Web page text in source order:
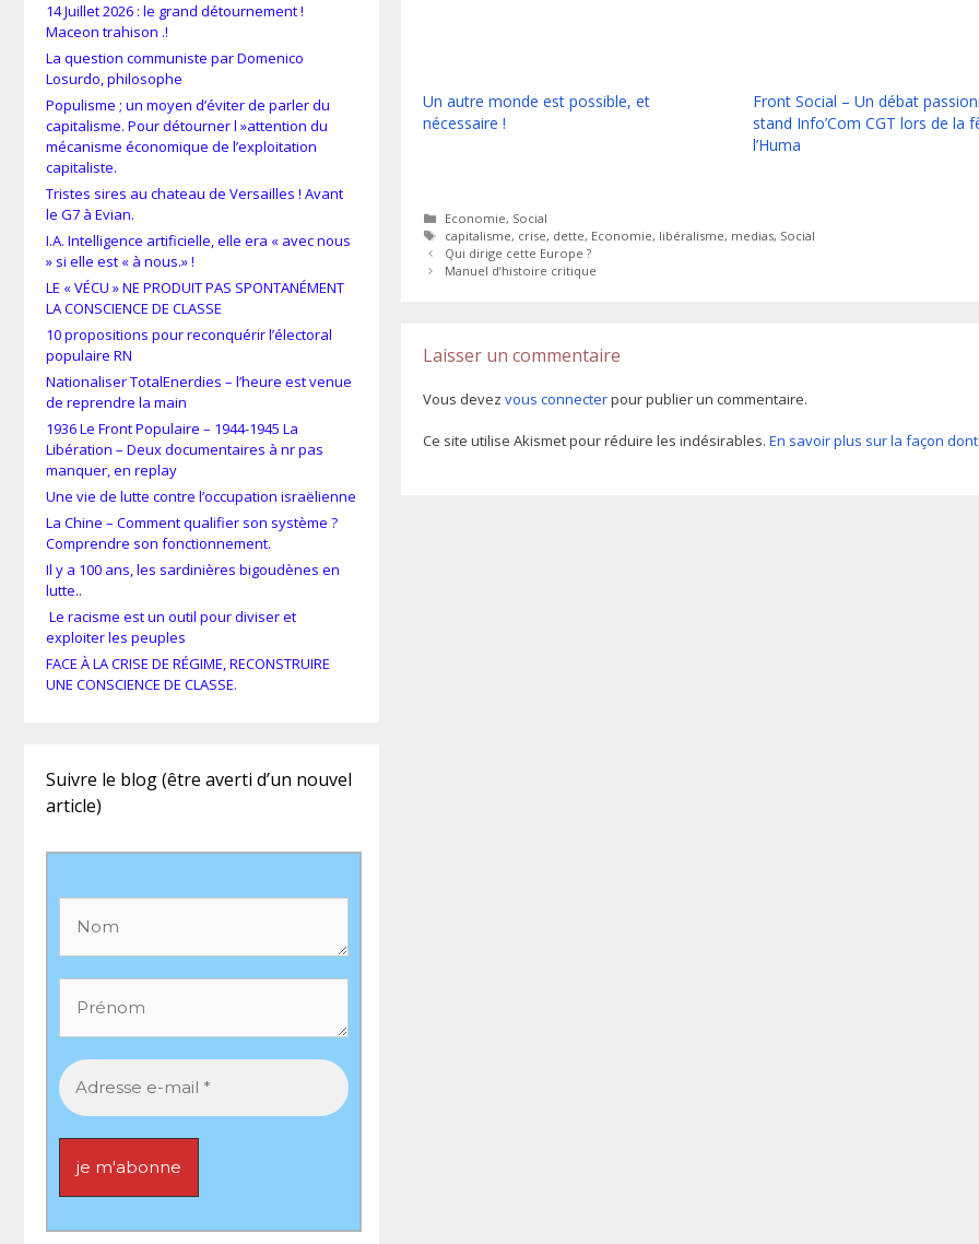
Un autre monde est possible, et
nécessaire !
Front Social – Un débat
stand Info’Com CGT lors de la
l’Huma
Catégories
Economie, Social
Étiquettes
capitalisme, crise, dette, Economie, libéralisme, medias, Social
Qui dirige cette Europe ?
Manuel d’histoire critique
Laisser un commentaire
Vous devez vous connecterpour publier un commentaire.
Ce site utilise Akismet pour réduire les indésirables. En savoir plus sur la façon
14 Juillet 2026 : le grand détournement !
Maceon trahison .!
La question communiste par Domenico
Losurdo, philosophe
Populisme ; un moyen d’éviter de parler du
capitalisme. Pour détourner l »attention du
mécanisme économique de l’exploitation
capitaliste.
Tristes sires au chateau de Versailles ! Avant
le G7 à Evian.
I.A. Intelligence artificielle, elle era « avec nous
» si elle est « à nous.» !
LE « VÉCU » NE PRODUIT PAS SPONTANÉMENT
LA CONSCIENCE DE CLASSE
10 propositions pour reconquérir l’électoral
populaire RN
Nationaliser TotalEnerdies – l’heure est venue
de reprendre la main
1936 Le Front Populaire – 1944-1945 La
Libération – Deux documentaires à nr pas
manquer, en replay
Une vie de lutte contre l’occupation israëlienne
La Chine – Comment qualifier son système ?
Comprendre son fonctionnement.
Il y a 100 ans, les sardinières bigoudènes en
lutte..
Le racisme est un outil pour diviser et
exploiter les peuples
FACE À LA CRISE DE RÉGIME, RECONSTRUIRE
UNE CONSCIENCE DE CLASSE.
Suivre le blog (être averti d’un nouvel
article)